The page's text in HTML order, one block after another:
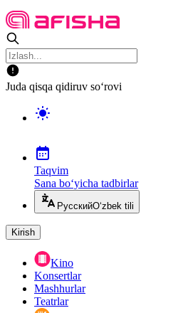
Juda qisqa qidiruv so‘rovi
Taqvim
Sana bo‘yicha tadbirlar
РусскийO‘zbek tili
Kirish
Kino
Konsertlar
Mashhurlar
Teatrlar